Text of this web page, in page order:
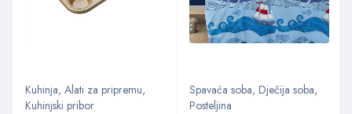
Kuhinja, Alati za pripremu,
Kuhinjski pribor
Spavaća soba, Dječija soba,
Posteljina